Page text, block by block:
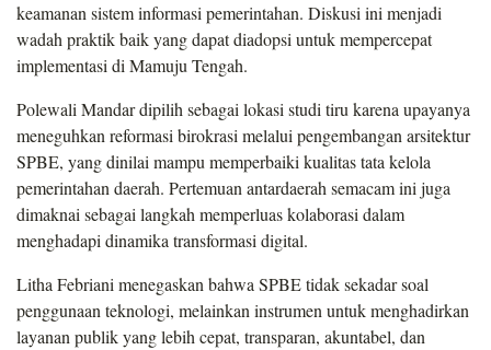
keamanan sistem informasi pemerintahan. Diskusi ini menjadi
wadah praktik baik yang dapat diadopsi untuk mempercepat
implementasi di Mamuju Tengah.
Polewali Mandar dipilih sebagai lokasi studi tiru karena upayanya
meneguhkan reformasi birokrasi melalui pengembangan arsitektur
SPBE, yang dinilai mampu memperbaiki kualitas tata kelola
pemerintahan daerah. Pertemuan antardaerah semacam ini juga
dimaknai sebagai langkah memperluas kolaborasi dalam
menghadapi dinamika transformasi digital.
Litha Febriani menegaskan bahwa SPBE tidak sekadar soal
penggunaan teknologi, melainkan instrumen untuk menghadirkan
layanan publik yang lebih cepat, transparan, akuntabel, dan